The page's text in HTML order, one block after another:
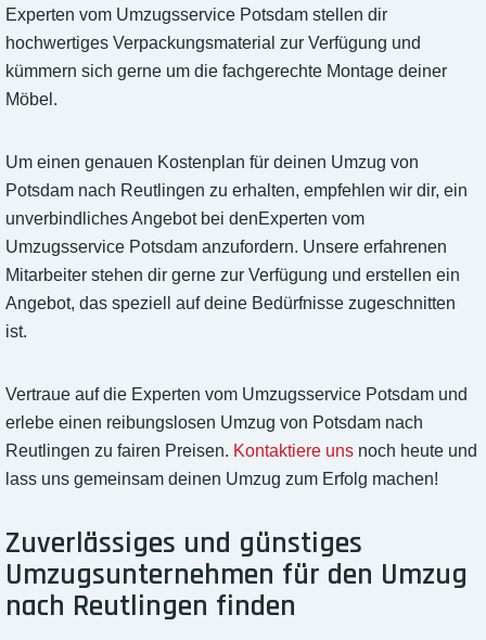
Experten vom Umzugsservice Potsdam stellen dir
hochwertiges Verpackungsmaterial zur Verfügung und
kümmern sich gerne um die fachgerechte Montage deiner
Möbel.
Um einen genauen Kostenplan für deinen Umzug von
Potsdam nach Reutlingen zu erhalten, empfehlen wir dir, ein
unverbindliches Angebot bei denExperten vom
Umzugsservice Potsdam anzufordern. Unsere erfahrenen
Mitarbeiter stehen dir gerne zur Verfügung und erstellen ein
Angebot, das speziell auf deine Bedürfnisse zugeschnitten
ist.
Vertraue auf die Experten vom Umzugsservice Potsdam und
erlebe einen reibungslosen Umzug von Potsdam nach
Reutlingen zu fairen Preisen. Kontaktiere uns noch heute und
lass uns gemeinsam deinen Umzug zum Erfolg machen!
Zuverlässiges und günstiges
Umzugsunternehmen für den Umzug
nach Reutlingen finden